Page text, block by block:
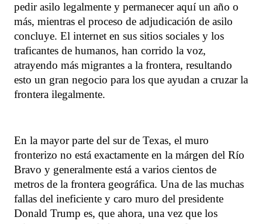
pedir asilo legalmente y permanecer aquí un año o
más, mientras el proceso de adjudicación de asilo
concluye. El internet en sus sitios sociales y los
traficantes de humanos, han corrido la voz,
atrayendo más migrantes a la frontera, resultando
esto un gran negocio para los que ayudan a cruzar la
frontera ilegalmente.
En la mayor parte del sur de Texas, el muro
fronterizo no está exactamente en la márgen del Río
Bravo y generalmente está a varios cientos de
metros de la frontera geográfica. Una de las muchas
fallas del ineficiente y caro muro del presidente
Donald Trump es, que ahora, una vez que los